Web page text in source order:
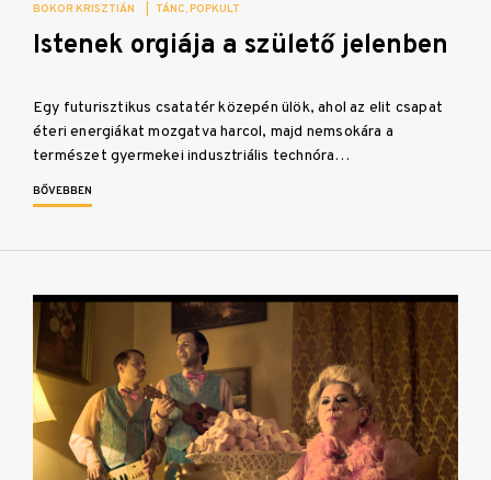
BOKOR KRISZTIÁN TÁNC POPKULT
Istenek orgiája a születő jelenben
Egy futurisztikus csatatér közepén ülök, ahol az elit csapat
éteri energiákat mozgatva harcol, majd nemsokára a
természet gyermekei indusztriális technóra…
BŐVEBBEN